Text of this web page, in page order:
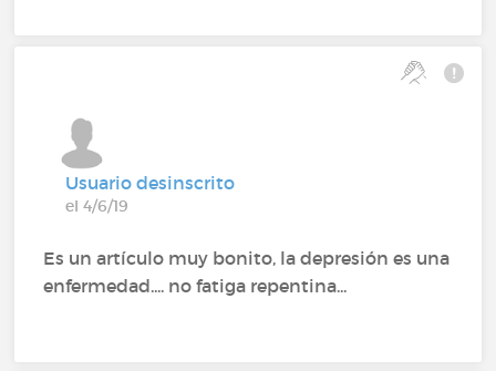
Usuario desinscrito
el 4/6/19
Es un artículo muy bonito, la depresión es una
enfermedad.... no fatiga repentina...